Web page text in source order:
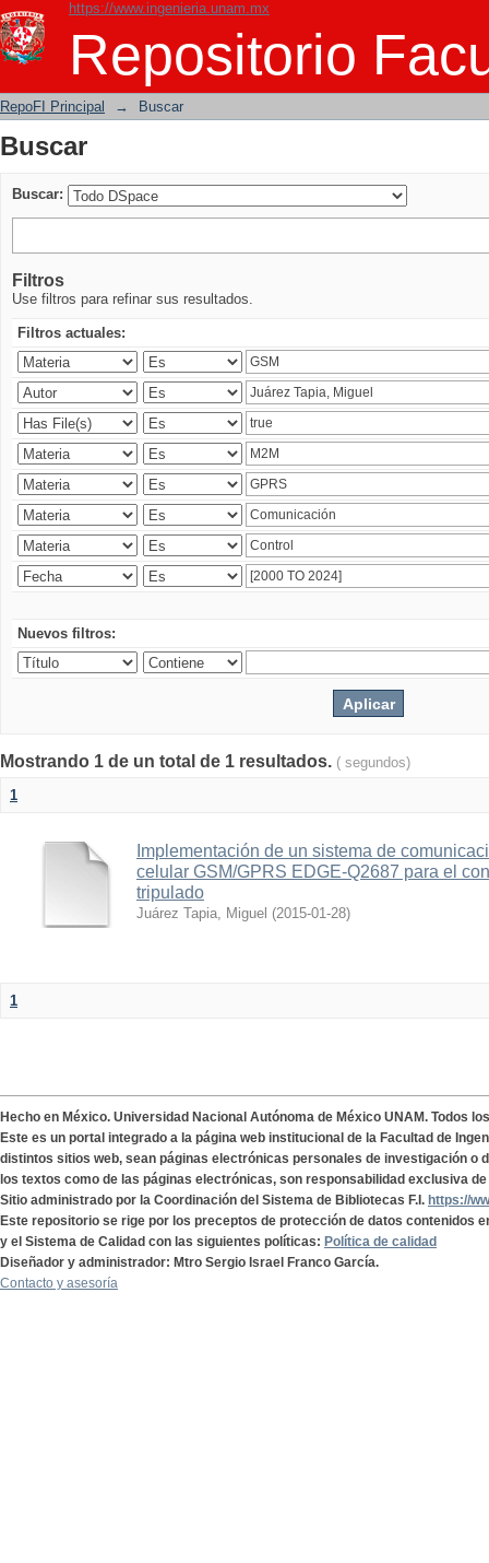
https://www.ingenieria.unam.mx
Repositorio
Buscar
RepoFI Principal → Buscar
Buscar
Buscar:
Filtros
Use filtros para refinar sus resultados.
Filtros actuales:
Nuevos filtros:
Mostrando 1 de un total de 1 resultados. ( segundos)
1
Implementación de un sistema de
celular GSM/GPRS EDGE-Q2687 para el
tripulado
Juárez Tapia, Miguel (2015-01-28)
1
Hecho en México. Universidad Nacional Autónoma de México UNAM. Todos
Este es un portal integrado a la página web institucional de la Facultad de
distintos sitios web, sean páginas electrónicas personales de investigación o
los textos como de las páginas electrónicas, son responsabilidad exclusiva
Sitio administrado por la Coordinación del Sistema de Bibliotecas F.I. https://
Este repositorio se rige por los preceptos de protección de datos contenidos
y el Sistema de Calidad con las siguientes políticas: Política de calidad
Diseñador y administrador: Mtro Sergio Israel Franco García.
Contacto y asesoría